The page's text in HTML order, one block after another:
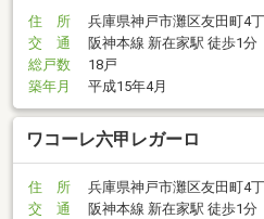
住 所
兵庫県神戸市灘区友田町4
交 通
阪神本線 新在家駅 徒歩1分
総戸数
18戸
築年月
平成15年4月
ワコーレ六甲レガーロ
住 所
兵庫県神戸市灘区友田町4
交 通
阪神本線 新在家駅 徒歩1分